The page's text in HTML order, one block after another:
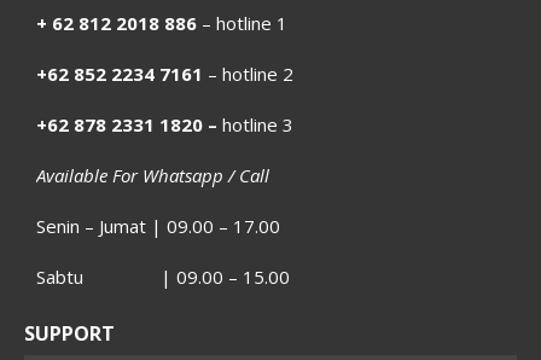
+ 62 812 2018 886 – hotline 1
+62 852 2234 7161 – hotline 2
+62 878 2331 1820 – hotline 3
Available For Whatsapp / Call
Senin – Jumat | 09.00 – 17.00
Sabtu | 09.00 – 15.00
SUPPORT